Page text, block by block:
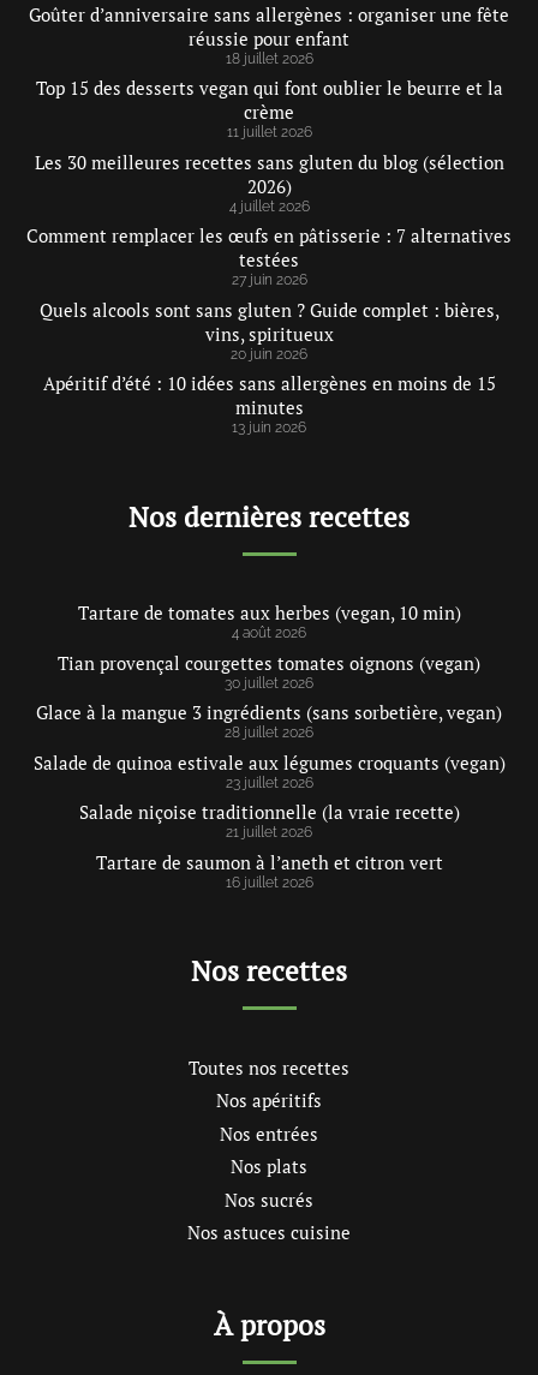
Goûter d’anniversaire sans allergènes : organiser une fête
réussie pour enfant
18 juillet 2026
Top 15 des desserts vegan qui font oublier le beurre et la
crème
11 juillet 2026
Les 30 meilleures recettes sans gluten du blog (sélection
2026)
4 juillet 2026
Comment remplacer les œufs en pâtisserie : 7 alternatives
testées
27 juin 2026
Quels alcools sont sans gluten ? Guide complet : bières,
vins, spiritueux
20 juin 2026
Apéritif d’été : 10 idées sans allergènes en moins de 15
minutes
13 juin 2026
Nos dernières recettes
Tartare de tomates aux herbes (vegan, 10 min)
4 août 2026
Tian provençal courgettes tomates oignons (vegan)
30 juillet 2026
Glace à la mangue 3 ingrédients (sans sorbetière, vegan)
28 juillet 2026
Salade de quinoa estivale aux légumes croquants (vegan)
23 juillet 2026
Salade niçoise traditionnelle (la vraie recette)
21 juillet 2026
Tartare de saumon à l’aneth et citron vert
16 juillet 2026
Nos recettes
Toutes nos recettes
Nos apéritifs
Nos entrées
Nos plats
Nos sucrés
Nos astuces cuisine
À propos